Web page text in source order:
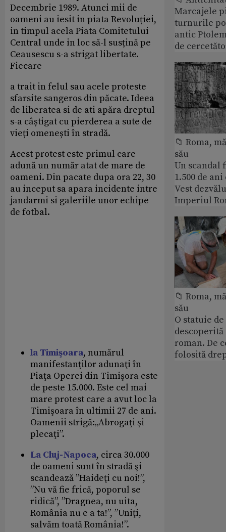
Decembrie 1989. Atunci mii de
oameni au iesit in piata Revoluției,
in timpul acela Piata Comitetului
Central unde in loc să-l susțină pe
Ceausescu s-a strigat libertate.
Fiecare
a trait in felul sau acele proteste
sfarsite sangeros din păcate. Ideea
de liberatea si de ati apăra dreptul
s-a câștigat cu pierderea a sute de
vieți omenești în stradă.
Acest protest este primul care
adună un număr atat de mare de
oameni. Din pacate dupa ora 22, 30
au inceput sa apara incidente intre
jandarmi si galeriile unor echipe
de fotbal.
la Timişoara, numărul
manifestanţilor adunaţi în
Piaţa Operei din Timişora este
de peste 15.000. Este cel mai
mare protest care a avut loc la
Timişoara în ultimii 27 de ani.
Oamenii strigă:„Abrogaţi şi
plecaţi”.
La Cluj-Napoca, circa 30.000
de oameni sunt în stradă şi
scandează ”Haideţi cu noi!”,
”Nu vă fie frică, poporul se
ridică”, ”Dragnea, nu uita,
România nu e a ta!”, ”Uniţi,
salvăm toată România!”.
Marcajele
turnurile
antic
de
📁 Roma,
său
Un scandal
1.500 de
Vest
Imperiul
📁 Roma,
său
O statuie
roman. De
folosită